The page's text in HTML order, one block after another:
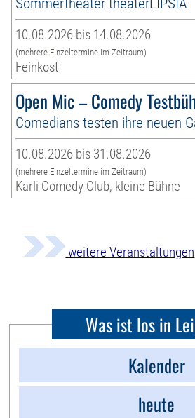
10.08.2026 bis 14.08.2026
(mehrere Einzeltermine im Zeitraum)
Feinkost
Open Mic – Comedy
Comedians testen ihre neuen
10.08.2026 bis 31.08.2026
(mehrere Einzeltermine im Zeitraum)
Karli Comedy Club, kleine Bühne
weitere Veranstaltungen
Was ist los in
Kalender
heute